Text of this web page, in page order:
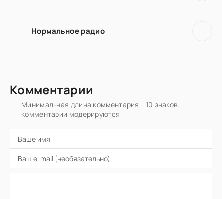
Нормальное радио
Комментарии
Минимальная длина комментария - 10 знаков.
комментарии модерируются